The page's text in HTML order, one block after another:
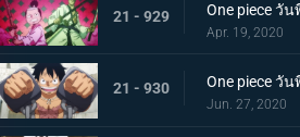
21 - 929
Apr. 19, 2020
21 - 930
Jun. 27, 2020